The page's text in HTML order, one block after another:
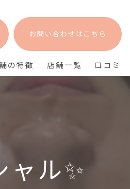
お問い合わせはこちら
の特徴
ビ
店舗一覧 口コミ
ル✨